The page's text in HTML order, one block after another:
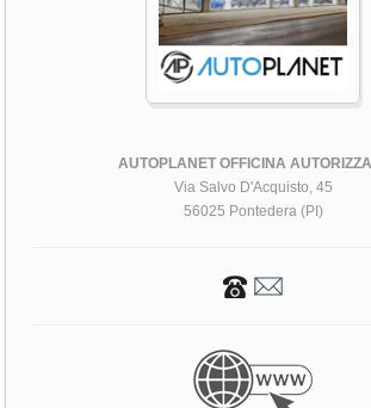
AUTOPLANET OFFICINA
Via Salvo D'Acquisto, 45
56025 Pontedera (PI)